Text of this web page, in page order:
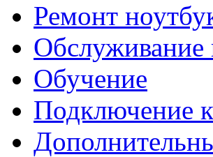
Ремонт
Обслуживание
Обучение
Подключение